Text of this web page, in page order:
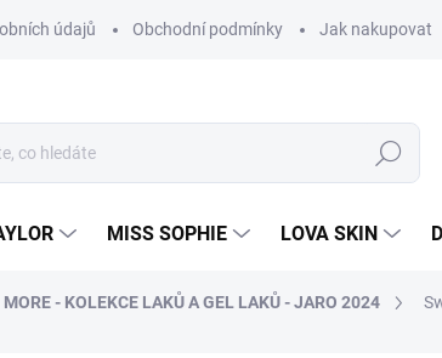
údajů Obchodní podmínky Jak nakupovat
Hledat
MISS SOPHIE LOVA SKIN
MORE - KOLEKCE LAKŮ A GEL LAKŮ - JARO 2024